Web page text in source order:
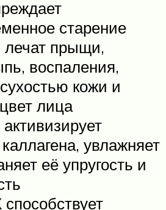
старение
лечат прыщи,
воспаления,
кожи и
лица
увлажняет
её упругость и